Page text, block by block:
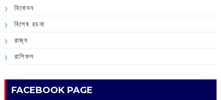
বিনোদন
বিশেষ রচনা
রাজ্য
রাশিফল
FACEBOOK PAGE